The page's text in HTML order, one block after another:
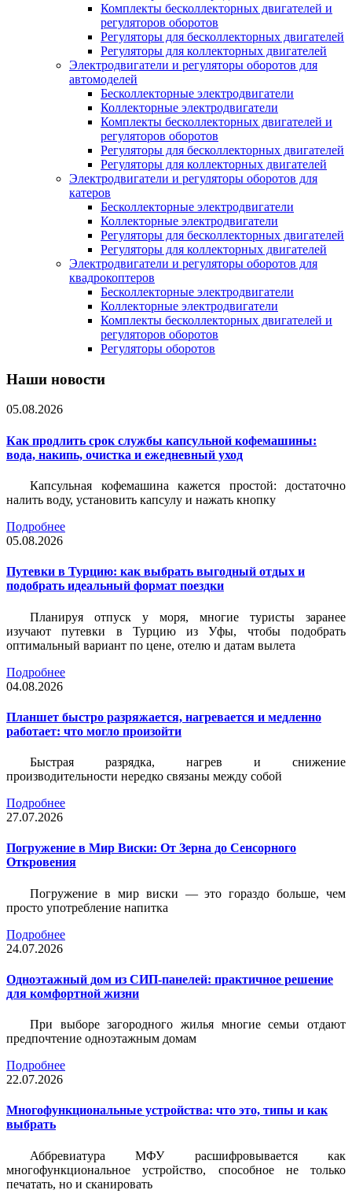
Комплекты бесколлекторных двигателей и
регуляторов оборотов
Регуляторы для бесколлекторных двигателей
Регуляторы для коллекторных двигателей
Электродвигатели и регуляторы оборотов для
автомоделей
Бесколлекторные электродвигатели
Коллекторные электродвигатели
Комплекты бесколлекторных двигателей и
регуляторов оборотов
Регуляторы для бесколлекторных двигателей
Регуляторы для коллекторных двигателей
Электродвигатели и регуляторы оборотов для
катеров
Бесколлекторные электродвигатели
Коллекторные электродвигатели
Регуляторы для бесколлекторных двигателей
Регуляторы для коллекторных двигателей
Электродвигатели и регуляторы оборотов для
квадрокоптеров
Бесколлекторные электродвигатели
Коллекторные электродвигатели
Комплекты бесколлекторных двигателей и
регуляторов оборотов
Регуляторы оборотов
Наши новости
05.08.2026
Как продлить срок службы капсульной кофемашины:
вода, накипь, очистка и ежедневный уход
Капсульная кофемашина кажется простой: достаточно
налить воду, установить капсулу и нажать кнопку
Подробнее
05.08.2026
Путевки в Турцию: как выбрать выгодный отдых и
подобрать идеальный формат поездки
Планируя отпуск у моря, многие туристы заранее
изучают путевки в Турцию из Уфы, чтобы подобрать
оптимальный вариант по цене, отелю и датам вылета
Подробнее
04.08.2026
Планшет быстро разряжается, нагревается и медленно
работает: что могло произойти
Быстрая разрядка, нагрев и снижение
производительности нередко связаны между собой
Подробнее
27.07.2026
Погружение в Мир Виски: От Зерна до Сенсорного
Откровения
Погружение в мир виски — это гораздо больше, чем
просто употребление напитка
Подробнее
24.07.2026
Одноэтажный дом из СИП-панелей: практичное решение
для комфортной жизни
При выборе загородного жилья многие семьи отдают
предпочтение одноэтажным домам
Подробнее
22.07.2026
Многофункциональные устройства: что это, типы и как
выбрать
Аббревиатура МФУ расшифровывается как
многофункциональное устройство, способное не только
печатать, но и сканировать